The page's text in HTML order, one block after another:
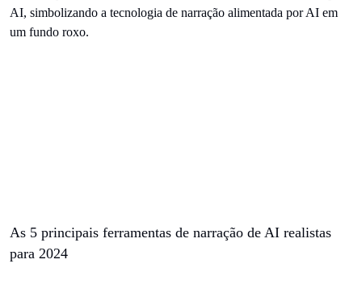
As 5 principais ferramentas de narração de AI realistas
para 2024